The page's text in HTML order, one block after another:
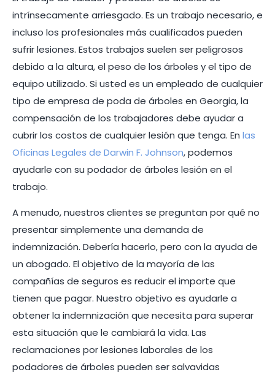
intrínsecamente arriesgado. Es un trabajo necesario, e
incluso los profesionales más cualificados pueden
sufrir lesiones. Estos trabajos suelen ser peligrosos
debido a la altura, el peso de los árboles y el tipo de
equipo utilizado. Si usted es un empleado de cualquier
tipo de empresa de poda de árboles en Georgia, la
compensación de los trabajadores debe ayudar a
cubrir los costos de cualquier lesión que tenga. En las
Oficinas Legales de Darwin F. Johnson, podemos
ayudarle con su podador de árboles lesión en el
trabajo.
A menudo, nuestros clientes se preguntan por qué no
presentar simplemente una demanda de
indemnización. Debería hacerlo, pero con la ayuda de
un abogado. El objetivo de la mayoría de las
compañías de seguros es reducir el importe que
tienen que pagar. Nuestro objetivo es ayudarle a
obtener la indemnización que necesita para superar
esta situación que le cambiará la vida. Las
reclamaciones por lesiones laborales de los
podadores de árboles pueden ser salvavidas